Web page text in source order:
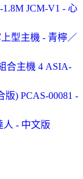
JCM-V1 - 心
型主機 - 青檸／
合主機 4 ASIA-
) PCAS-00081 -
人 - 中文版